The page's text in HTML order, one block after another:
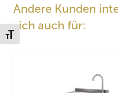
Schrift vergrößern
Andere Kunden
sich auch für: